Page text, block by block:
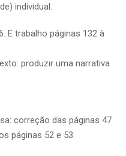
individual.
E trabalho páginas 132 à
produzir uma narrativa
correção das páginas 47
páginas 52 e 53.